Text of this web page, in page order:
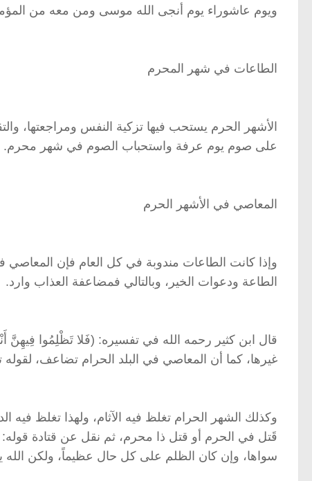
ويوم عاشوراء يوم أنجى الله موسى ومن معه من
الطاعات في شهر المحرم
الأشهر الحرم يستحب فيها تزكية النفس ومراجعتها،
على صوم يوم عرفة واستحباب الصوم في شهر محرم.
المعاصي في الأشهر الحرم
وإذا كانت الطاعات مندوبة في كل العام فإن المعاصي
الطاعة ودعوات الخير، وبالتالي فمضاعفة العذاب وارد.
قال ابن كثير رحمه الله في تفسيره: (فَلا تَظْلِمُوا فِيهِنَّ
غيرها، كما أن المعاصي في البلد الحرام تضاعف، لقوله
وكذلك الشهر الحرام تغلظ فيه الآثام، ولهذا تغلظ
قَتل في الحرم أو قتل ذا محرم، ثم نقل عن قتادة
سواها، وإن كان الظلم على كل حال عظيماً، ولكن الله